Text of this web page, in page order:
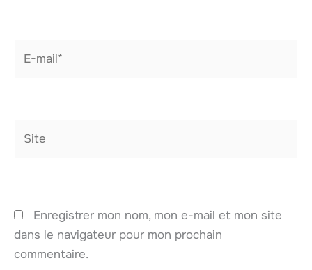
Enregistrer mon nom, mon e-mail et mon site
dans le navigateur pour mon prochain
commentaire.